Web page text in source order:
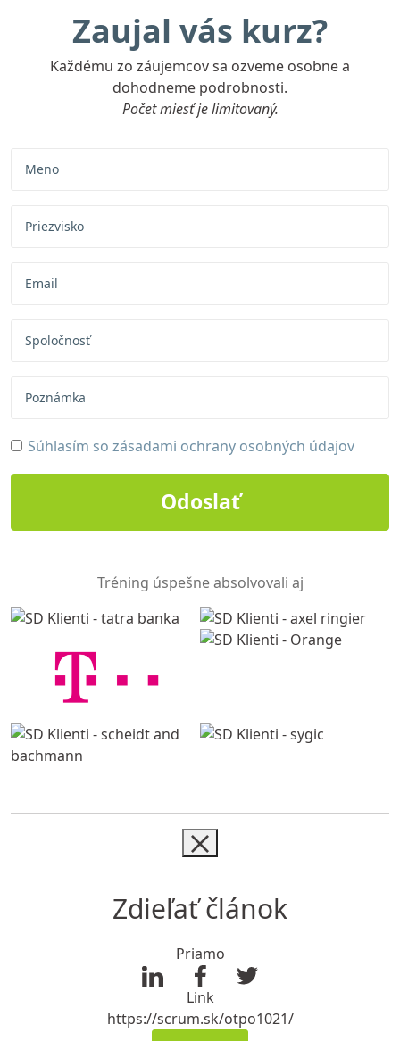
Zaujal vás kurz?
Každému zo záujemcov sa ozveme osobne a
dohodneme podrobnosti.
Počet miesť je limitovaný.
Súhlasím so zásadami ochrany osobných údajov
Tréning úspešne absolvovali aj
Zdieľať článok
Priamo
Link
https://scrum.sk/otpo1021/